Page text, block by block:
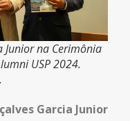
Junior na Cerimônia
USP 2024.
Garcia Junior